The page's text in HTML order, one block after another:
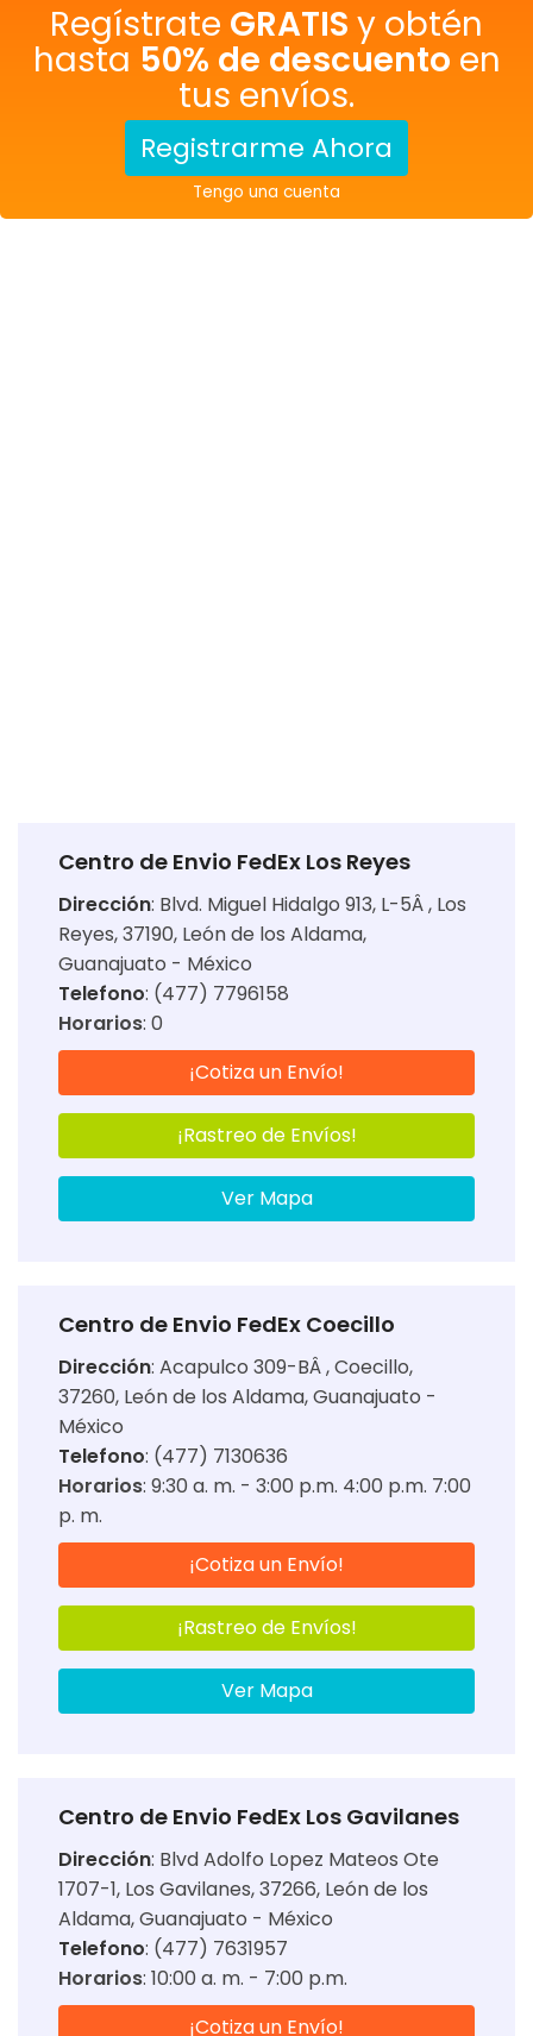
Regístrate GRATIS y obtén
hasta 50% de descuento en
tus envíos.
Registrarme Ahora
Tengo una cuenta
Centro de Envio FedEx Los Reyes
Dirección: Blvd. Miguel Hidalgo 913, L-5Â , Los
Reyes, 37190, León de los Aldama,
Guanajuato - México
Telefono: (477) 7796158
Horarios: 0
¡Cotiza un Envío!
¡Rastreo de Envíos!
Ver Mapa
Centro de Envio FedEx Coecillo
Dirección: Acapulco 309-BÂ , Coecillo,
37260, León de los Aldama, Guanajuato -
México
Telefono: (477) 7130636
Horarios: 9:30 a. m. - 3:00 p.m. 4:00 p.m. 7:00
p. m.
¡Cotiza un Envío!
¡Rastreo de Envíos!
Ver Mapa
Centro de Envio FedEx Los Gavilanes
Dirección: Blvd Adolfo Lopez Mateos Ote
1707-1, Los Gavilanes, 37266, León de los
Aldama, Guanajuato - México
Telefono: (477) 7631957
Horarios: 10:00 a. m. - 7:00 p.m.
¡Cotiza un Envío!